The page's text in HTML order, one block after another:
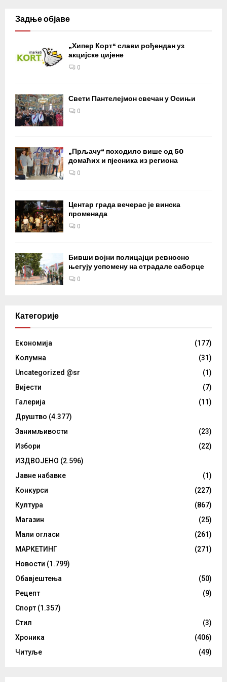
Задње објаве
„Хипер Корт“ слави рођендан уз
акцијске цијене
0
Свети Пантелејмон свечан у Осињи
0
„Прљачу“ походило више од 50
домаћих и пјесника из региона
0
Центар града вечерас је винска
променада
0
Бивши војни полицајци ревносно
његују успомену на страдале саборце
0
Категорије
Eкономија
(177)
Kолумнa
(31)
Uncategorized @sr
(1)
Вијести
(7)
Галерија
(11)
Друштво (4.377)
Занимљивости
(23)
Избори
(22)
ИЗДВОЈЕНО (2.596)
Јавне набавке
(1)
Конкурси
(227)
Култура
(867)
Магазин
(25)
Мали огласи
(261)
МАРКЕТИНГ
(271)
Новости (1.799)
Обавјештења
(50)
Рецепт
(9)
Спорт (1.357)
Стил
(3)
Хроника
(406)
Читуље
(49)